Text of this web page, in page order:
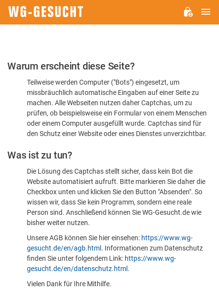
Bitte
dass
sind
Warum erscheint diese Seite?
Teilweise werden Computer ("Bots") eingesetzt, um
missbräuchlich automatische Eingaben auf einer Seite zu
machen. Alle Webseiten nutzen daher Captchas, um zu
prüfen, ob beispielsweise ein Formular von einem Menschen
oder einem Computer ausgefüllt wurde. Captchas sind für
den Schutz einer Website oder eines Dienstes unverzichtbar.
Was ist zu tun?
Die Lösung des Captchas stellt sicher, dass kein Bot die
Website automatisiert aufruft. Bitte markieren Sie daher die
Checkbox unten und klicken Sie den Button "Absenden". So
wissen wir, dass Sie kein Programm, sondern eine reale
Person sind. Anschließend können Sie WG-Gesucht.de wie
bisher weiter nutzen.
Unsere AGB können Sie hier einsehen: https://www.wg-
gesucht.de/en/agb.html . Informationen zum Datenschutz
finden Sie unter folgendem Link: https://www.wg-
gesucht.de/en/datenschutz.html .
Vielen Dank für Ihre Mithilfe.